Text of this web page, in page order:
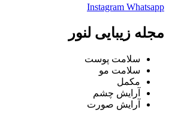
Instagram Whatsapp
مجله زیبایی لنور
سلامت پوست
سلامت مو
مکمل
آرایش چشم
آرایش صورت